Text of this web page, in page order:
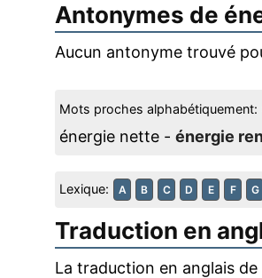
Antonymes de
Aucun antonyme trouvé
Mots proches alphabétiquement:
énergie nette - énergie
Lexique: A B C D E F G
Traduction en
La traduction en anglais de